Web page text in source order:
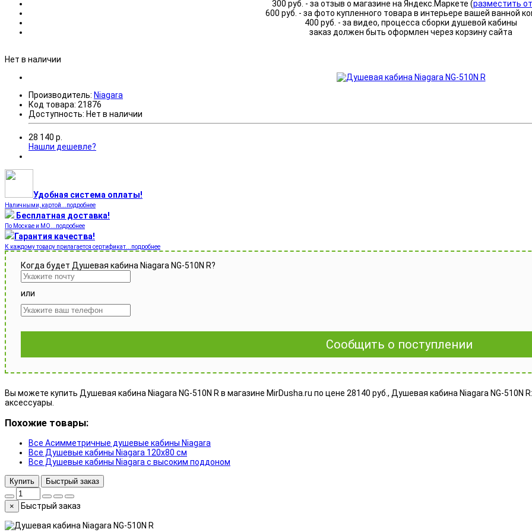
300 руб. - за отзыв о магазине на Яндекс.Маркете (разместить
600 руб. - за фото купленного товара в интерьере вашей ванной
400 руб. - за видео, процесса сборки душевой кабины
заказ должен быть оформлен через корзину сайта
Нет в наличии
Производитель: Niagara
Код товара: 21876
Доступность: Нет в наличии
28 140 р.
Нашли дешевле?
Удобная система оплаты!
Наличными, картой...подробнее
Бесплатная доставка!
По Москве и МО...подробнее
Гарантия качества!
К каждому товару прилагается сертификат...подробнее
Когда будет Душевая кабина Niagara NG-510N R?
или
Сообщить о поступлении
Вы можете купить Душевая кабина Niagara NG-510N R в магазине MirDusha.ru по цене 28140 руб., Душевая кабина Niagara NG-510N
аксессуары.
Похожие товары:
Все Асимметричные душевые кабины Niagara
Все Душевые кабины Niagara 120x80 см
Все Душевые кабины Niagara с высоким поддоном
Купить Быстрый заказ
× Быстрый заказ